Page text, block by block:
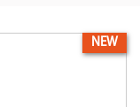
NEW